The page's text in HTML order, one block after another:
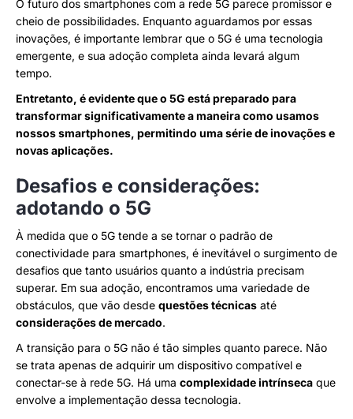
O futuro dos smartphones com a rede 5G parece promissor e
cheio de possibilidades. Enquanto aguardamos por essas
inovações, é importante lembrar que o 5G é uma tecnologia
emergente, e sua adoção completa ainda levará algum
tempo.
Entretanto, é evidente que o 5G está preparado para
transformar significativamente a maneira como usamos
nossos smartphones, permitindo uma série de inovações e
novas aplicações.
Desafios e considerações:
adotando o 5G
À medida que o 5G tende a se tornar o padrão de
conectividade para smartphones, é inevitável o surgimento de
desafios que tanto usuários quanto a indústria precisam
superar. Em sua adoção, encontramos uma variedade de
obstáculos, que vão desde questões técnicas até
considerações de mercado.
A transição para o 5G não é tão simples quanto parece. Não
se trata apenas de adquirir um dispositivo compatível e
conectar-se à rede 5G. Há uma complexidade intrínseca que
envolve a implementação dessa tecnologia.